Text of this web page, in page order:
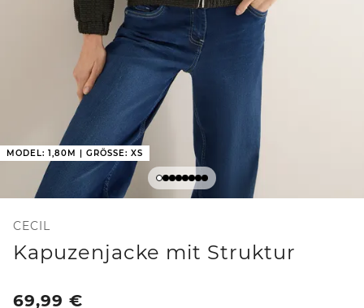
MODEL: 1,80M | GRÖSSE: XS
CECIL
Kapuzenjacke mit Struktur
69,99 €